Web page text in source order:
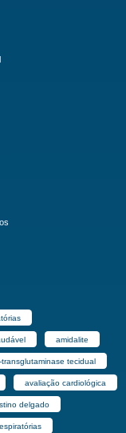
amidalite
tecidual
avaliação cardiológica
delgado